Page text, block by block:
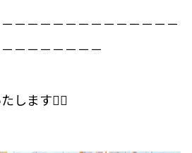
－－－－－－－－－－－－－
－－－－－－－
します💁‍♀️